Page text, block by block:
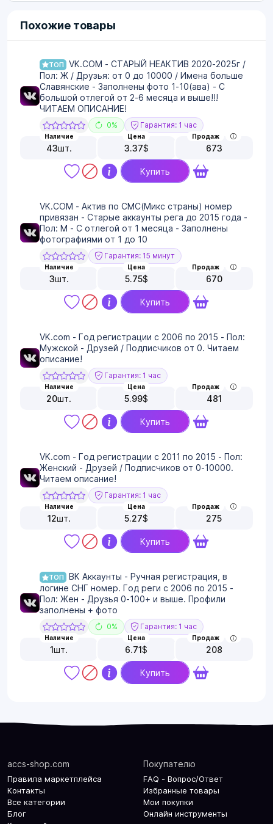
Похожие товары
ТОП
VK.COM - СТАРЫЙ НЕАКТИВ 2020-2025г /
Пол: Ж / Друзья: от 0 до 10000 / Имена больше
Славянские - Заполнены фото 1-10(ава) - С
большой отлегой от 2-6 месяца и выше!!!
ЧИТАЕМ ОПИСАНИЕ!
0% Гарантия: 1 час
Наличие
43шт.
Цена
3.37$
Продаж
673
Купить
VK.COM - Актив по СМС(Микс страны) номер
привязан - Старые аккаунты рега до 2015 года -
Пол: М - С отлегой от 1 месяца - Заполнены
фотографиями от 1 до 10
Гарантия: 15 минут
Наличие
3шт.
Цена
5.75$
Продаж
670
Купить
VK.com - Год регистрации с 2006 по 2015 - Пол:
Мужской - Друзей / Подписчиков от 0. Читаем
описание!
Гарантия: 1 час
Наличие
20шт.
Цена
5.99$
Продаж
481
Купить
VK.com - Год регистрации с 2011 по 2015 - Пол:
Женский - Друзей / Подписчиков от 0-10000.
Читаем описание!
Гарантия: 1 час
Наличие
12шт.
Цена
5.27$
Продаж
275
Купить
ТОП
ВК Аккаунты - Ручная регистрация, в
логине СНГ номер. Год реги с 2006 по 2015 -
Пол: Жен - Друзья 0-100+ и выше. Профили
заполнены + фото
0% Гарантия: 1 час
Наличие
1шт.
Цена
6.71$
Продаж
208
Купить
accs-shop.com
Правила маркетплейса
Контакты
Все категории
Блог
Покупателю
FAQ - Вопрос/Ответ
Избранные товары
Мои покупки
Онлайн инструменты